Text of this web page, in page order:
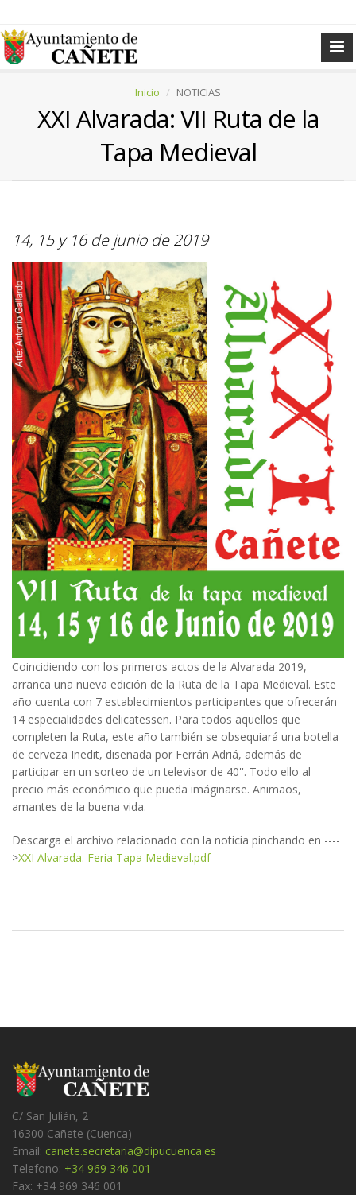
Inicio NOTICIAS
XXI Alvarada: VII Ruta de la
Tapa Medieval
14, 15 y 16 de junio de 2019
Coincidiendo con los primeros actos de la Alvarada 2019,
arranca una nueva edición de la Ruta de la Tapa Medieval. Este
año cuenta con 7 establecimientos participantes que ofrecerán
14 especialidades delicatessen. Para todos aquellos que
completen la Ruta, este año también se obsequiará una botella
de cerveza Inedit, diseñada por Ferrán Adriá, además de
participar en un sorteo de un televisor de 40''. Todo ello al
precio más económico que pueda imáginarse. Animaos,
amantes de la buena vida.
Descarga el archivo relacionado con la noticia pinchando en ----
>XXI Alvarada. Feria Tapa Medieval.pdf
C/ San Julián, 2
16300 Cañete (Cuenca)
Email: canete.secretaria@dipucuenca.es
Telefono: +34 969 346 001
Fax: +34 969 346 001